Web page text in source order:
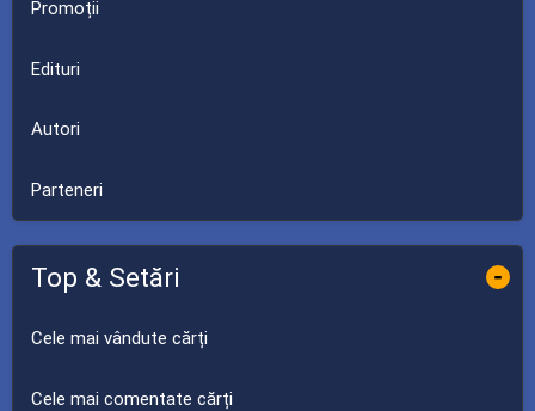
Promoții
Edituri
Autori
Parteneri
Top & Setări -
Cele mai vândute cărți
Cele mai comentate cărți